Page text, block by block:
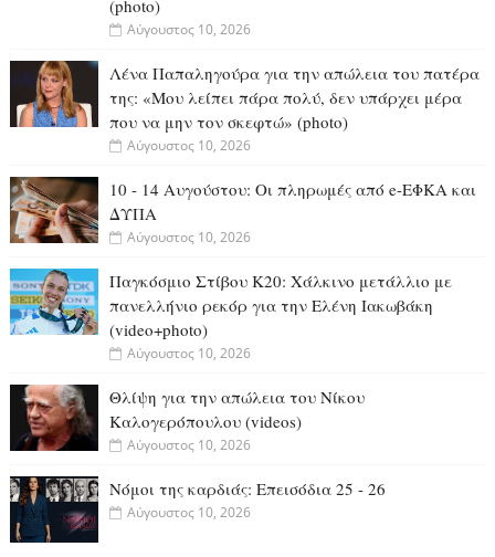
(photo)
Αύγουστος 10, 2026
Λένα Παπαληγούρα για την απώλεια του πατέρα
της: «Μου λείπει πάρα πολύ, δεν υπάρχει μέρα
που να μην τον σκεφτώ» (photo)
Αύγουστος 10, 2026
10 - 14 Αυγούστου: Οι πληρωμές από e-ΕΦΚΑ και
ΔΥΠΑ
Αύγουστος 10, 2026
Παγκόσμιο Στίβου Κ20: Χάλκινο μετάλλιο με
πανελλήνιο ρεκόρ για την Ελένη Ιακωβάκη
(video+photo)
Αύγουστος 10, 2026
Θλίψη για την απώλεια του Νίκου
Καλογερόπουλου (videos)
Αύγουστος 10, 2026
Νόμοι της καρδιάς: Επεισόδια 25 - 26
Αύγουστος 10, 2026